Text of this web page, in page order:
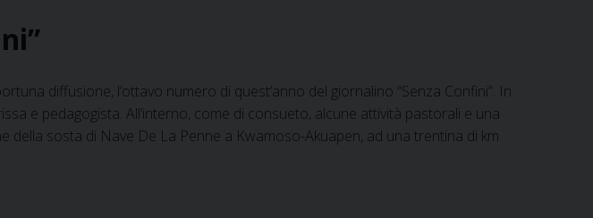
confini”
diffusione, l’ottavo numero di quest’anno del giornalino “Senza Confini”. In
e pedagogista. All’interno, come di consueto, alcune attività pastorali e una
della sosta di Nave De La Penne a Kwamoso-Akuapen, ad una trentina di km